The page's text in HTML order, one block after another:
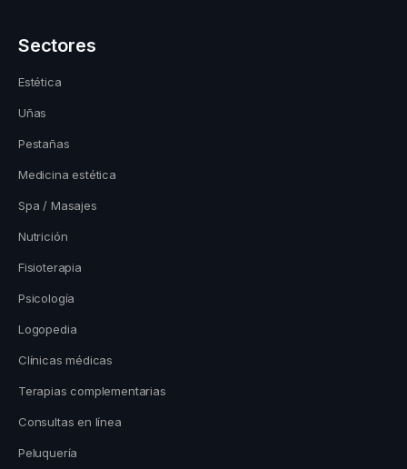
Sectores
Estética
Uñas
Pestañas
Medicina estética
Spa / Masajes
Nutrición
Fisioterapia
Psicología
Logopedia
Clínicas médicas
Terapias complementarias
Consultas en línea
Peluquería